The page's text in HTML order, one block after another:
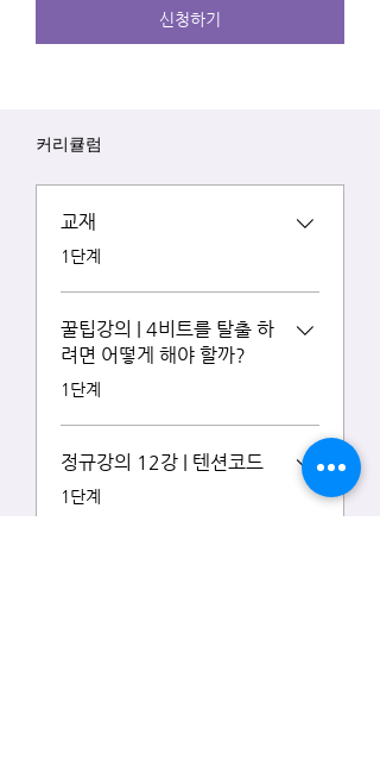
신청하기
커리큘럼
교재
.1단계
꿀팁강의 | 4비트를 탈출 하
려면 어떻게 해야 할까?
.1단계
정규강의 12강 | 텐션코드
.1단계